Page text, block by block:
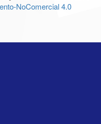
NoComercial 4.0